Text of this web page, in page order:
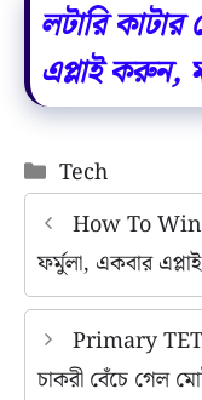
লটারি
এপ্লাই করুন,
Categories
Tech
How To Win
ফর্মুলা, একবার
Primary TET
চাকরী বেঁচে গেল